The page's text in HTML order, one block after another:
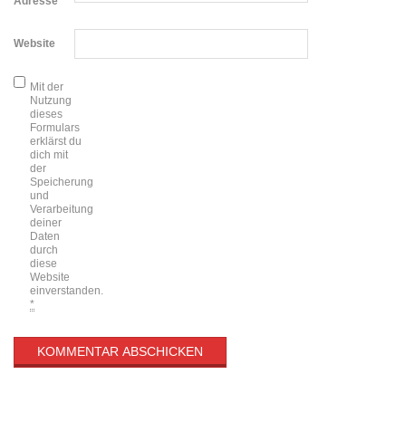
Website
Mit der
Nutzung
dieses
Formulars
erklärst du
dich mit
der
Speicherung
und
Verarbeitung
deiner
Daten
durch
diese
Website
einverstanden.
*